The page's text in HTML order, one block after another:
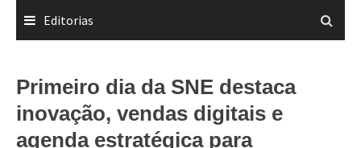
Editorias
Primeiro dia da SNE destaca
inovação, vendas digitais e
agenda estratégica para